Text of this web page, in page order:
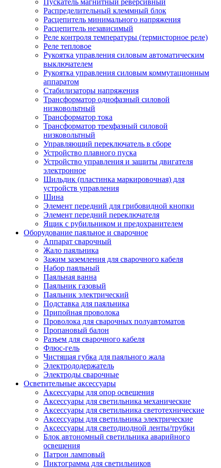
Пускатель магнитный реверсивный
Распределительный клеммный блок
Расцепитель минимального напряжения
Расцепитель независимый
Реле контроля температуры (термисторное реле)
Реле тепловое
Рукоятка управления силовым автоматическим
выключателем
Рукоятка управления силовым коммутационным
аппаратом
Стабилизаторы напряжения
Трансформатор однофазный силовой
низковольтный
Трансформатор тока
Трансформатор трехфазный силовой
низковольтный
Управляющий переключатель в сборе
Устройство плавного пуска
Устройство управления и защиты двигателя
электронное
Шильдик (пластинка маркировочная) для
устройств управления
Шина
Элемент передний для грибовидной кнопки
Элемент передний переключателя
Ящик с рубильником и предохранителем
Оборудование паяльное и сварочное
Аппарат сварочный
Жало паяльника
Зажим заземления для сварочного кабеля
Набор паяльный
Паяльная ванна
Паяльник газовый
Паяльник электрический
Подставка для паяльника
Припойная проволока
Проволока для сварочных полуавтоматов
Пропановый балон
Разъем для сварочного кабеля
Флюс-гель
Чистящая губка для паяльного жала
Электрододержатель
Электроды сварочные
Осветительные аксессуары
Аксессуары для опор освещения
Аксессуары для светильника механические
Аксессуары для светильника светотехнические
Аксессуары для светильника электрические
Аксессуары для светодиодной ленты/трубки
Блок автономный светильника аварийного
освещения
Патрон ламповый
Пиктограмма для светильников